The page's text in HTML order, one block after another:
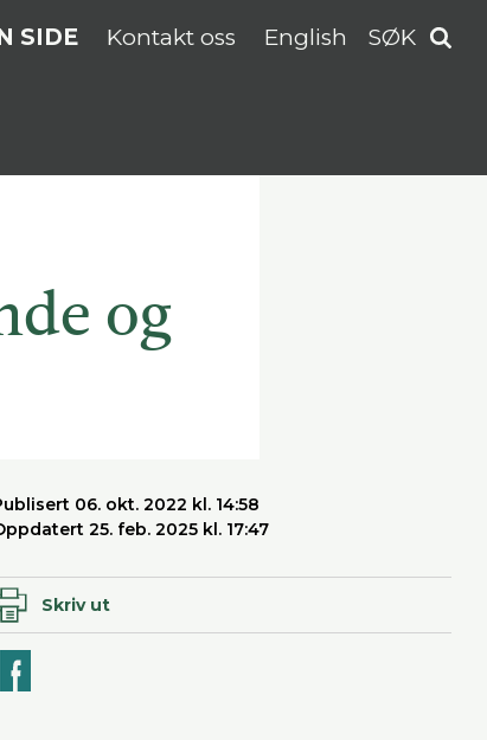
SIDE Kontakt oss English SØK
og
06. okt. 2022 kl. 14:58
25. feb. 2025 kl. 17:47
Skriv ut